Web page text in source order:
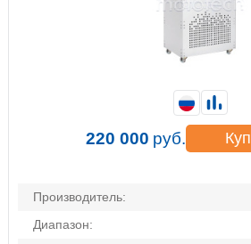
Производитель:
Диапазон:
220 000 руб.